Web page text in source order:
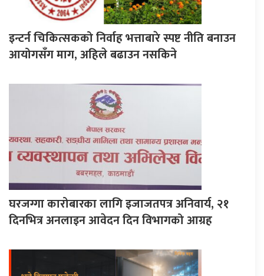
इन्टर्न चिकित्सकको निर्वाह भत्ताबारे स्पष्ट नीति बनाउन
आयोगसँग माग, अहिले बढाउन नसकिने
घरजग्गा कारोबारका लागि इजाजतपत्र अनिवार्य, २१
दिनभित्र अनलाइन आवेदन दिन विभागको आग्रह